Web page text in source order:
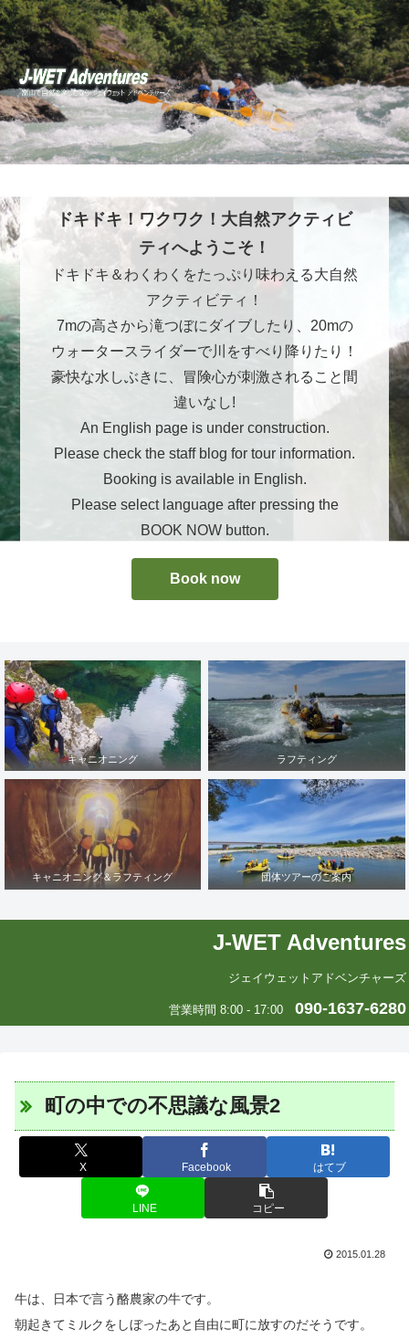
ドキドキ！ワクワク！大自然アクティビ
ティへようこそ！
ドキドキ＆わくわくをたっぷり味わえる大自然
アクティビティ！
7mの高さから滝つぼにダイブしたり、20mの
ウォータースライダーで川をすべり降りたり！
豪快な水しぶきに、冒険心が刺激されること間
違いなし!
An English page is under construction.
Please check the staff blog for tour information.
Booking is available in English.
Please select language after pressing the
BOOK NOW button.
Book now
キャニオニング ラフティング
キャニオニング＆ラフティング 団体ツアーのご案内
J-WET Adventures
ジェイウェットアドベンチャーズ
営業時間 8:00 - 17:00 090-1637-6280
町の中での不思議な風景2
X Facebook はてブ
LINE コピー
2015.01.28
牛は、日本で言う酪農家の牛です。
朝起きてミルクをしぼったあと自由に町に放すのだそうです。